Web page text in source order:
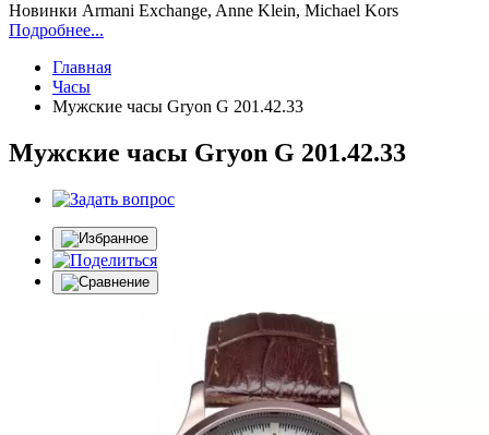
Новинки Armani Exchange, Anne Klein, Michael Kors
Подробнее...
Главная
Часы
Мужские часы Gryon G 201.42.33
Мужские часы Gryon G 201.42.33